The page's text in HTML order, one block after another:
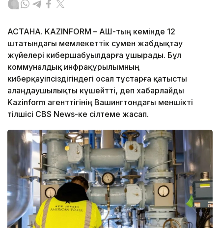
АСТАНА. KAZINFORM – АҚШ-тың кемінде 12
штатындағы мемлекеттік сумен жабдықтау
жүйелері кибершабуылдарға ұшырады. Бұл
коммуналдық инфрақұрылымның
киберқауіпсіздігіндегі осал тұстарға қатысты
алаңдаушылықты күшейтті, деп хабарлайды
Kazinform агенттігінің Вашингтондағы меншікті
тілшісі CBS News-ке сілтеме жасап.